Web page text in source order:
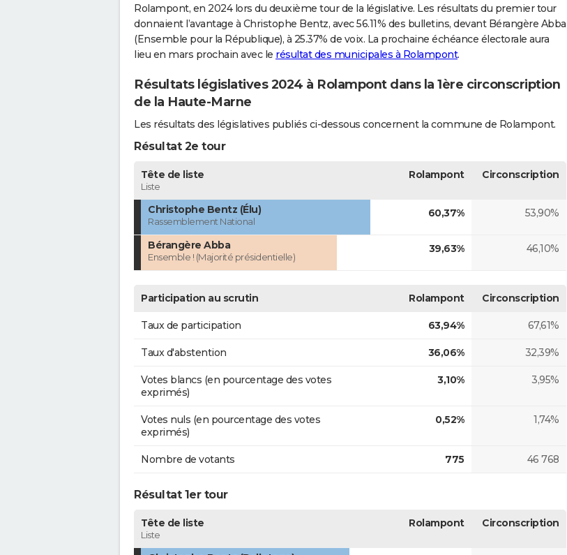
Rolampont, en 2024 lors du deuxième tour de la législative. Les résultats du premier tour
donnaient l’avantage à Christophe Bentz, avec 56.11% des bulletins, devant Bérangère Abba
(Ensemble pour la République), à 25.37% de voix. La prochaine échéance électorale aura
lieu en mars prochain avec le résultat des municipales à Rolampont.
Résultats législatives 2024 à Rolampont dans la 1ère circonscription
de la Haute-Marne
Les résultats des législatives publiés ci-dessous concernent la commune de Rolampont.
Résultat 2e tour
Tête de liste
Liste
Rolampont Circonscription
Christophe Bentz (Élu)
Rassemblement National
60,37% 53,90%
Bérangère Abba
Ensemble ! (Majorité présidentielle)
39,63% 46,10%
Participation au scrutin Rolampont Circonscription
Taux de participation 63,94% 67,61%
Taux d'abstention 36,06% 32,39%
Votes blancs (en pourcentage des votes
exprimés)
3,10% 3,95%
Votes nuls (en pourcentage des votes
exprimés)
0,52% 1,74%
Nombre de votants 775 46 768
Résultat 1er tour
Tête de liste
Liste
Rolampont Circonscription